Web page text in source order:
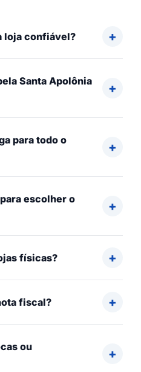
loja confiável?
Santa Apolônia
para todo o
escolher o
físicas?
fiscal?
ou